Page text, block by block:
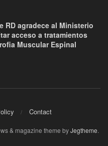
RD agradece al Ministerio
acceso a tratamientos
Muscular Espinal
Contact
& magazine theme byJegtheme.